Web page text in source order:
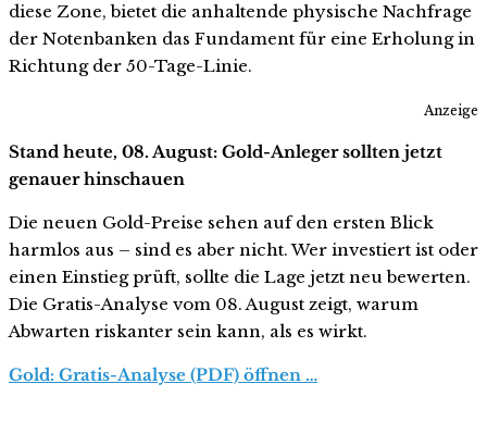
diese Zone, bietet die anhaltende physische Nachfrage
der Notenbanken das Fundament für eine Erholung in
Richtung der 50-Tage-Linie.
Anzeige
Stand heute, 08. August: Gold-Anleger sollten jetzt
genauer hinschauen
Die neuen Gold-Preise sehen auf den ersten Blick
harmlos aus – sind es aber nicht. Wer investiert ist oder
einen Einstieg prüft, sollte die Lage jetzt neu bewerten.
Die Gratis-Analyse vom 08. August zeigt, warum
Abwarten riskanter sein kann, als es wirkt.
Gold: Gratis-Analyse (PDF) öffnen …